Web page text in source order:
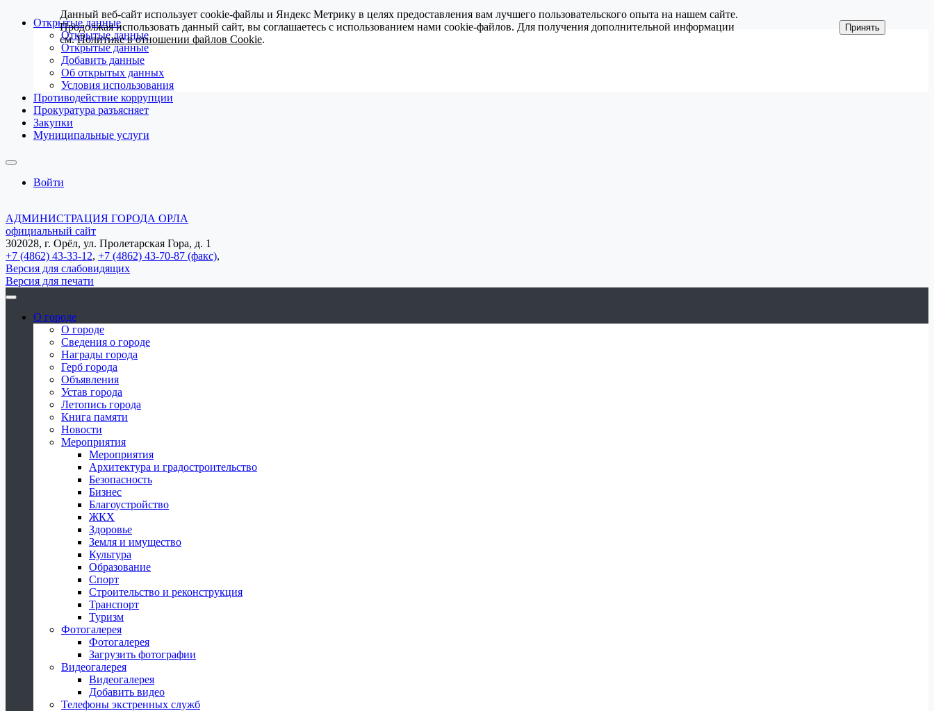
Открытые данные
Открытые данные
Открытые данные
Добавить данные
Об открытых данных
Условия использования
Противодействие коррупции
Прокуратура разъясняет
Закупки
Муниципальные услуги
Войти
АДМИНИСТРАЦИЯ ГОРОДА ОРЛА
официальный сайт
302028, г. Орёл, ул. Пролетарская Гора, д. 1
+7 (4862) 43-33-12, +7 (4862) 43-70-87 (факс),
Версия для слабовидящих
Версия для печати
О городе
О городе
Сведения о городе
Награды города
Герб города
Объявления
Устав города
Летопись города
Книга памяти
Новости
Мероприятия
Мероприятия
Архитектура и градостроительство
Безопасность
Бизнес
Благоустройство
ЖКХ
Здоровье
Земля и имущество
Культура
Образование
Спорт
Строительство и реконструкция
Транспорт
Туризм
Фотогалерея
Фотогалерея
Загрузить фотографии
Видеогалерея
Видеогалерея
Добавить видео
Телефоны экстренных служб
Данный веб-сайт использует cookie-файлы и Яндекс Метрику в целях предоставления вам лучшего пользовательского опыта на нашем сайте.
Продолжая использовать данный сайт, вы соглашаетесь с использованием нами cookie-файлов. Для получения дополнительной информации
см.Политике в отношении файлов Cookie.
Принять